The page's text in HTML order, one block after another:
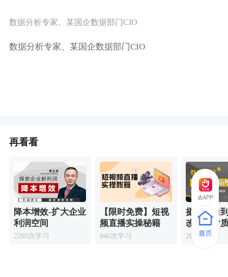
数据分析专家、某国企数据部门CIO
数据分析专家、某国企数据部门CIO
再看看
降本增效-扩大企业
利润空间
2280次学习
【限时免费】短视
频直播实操秘籍
846次学习
摄影小白
改善照片
262次学习